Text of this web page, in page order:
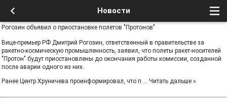
Новости
Рогозин объявил о приостановке полетов "Протонов"
Вице-премьер РФ Дмитрий Рогозин, ответственный в правительстве за
ракетно-космическую промышленность, заявил, что полеты ракет-носителей
"Протон" будут приостановлены до окончания работы комиссии, созданной
после аварии одного из них.
Ранее Центр Хруничева проинформировал, что п ... Читать дальше »